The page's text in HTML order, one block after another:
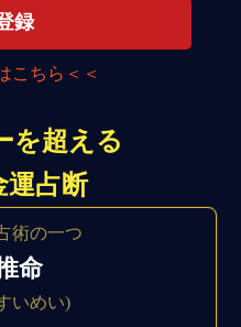
録
こちら＜＜
を超える
運占断
術の一つ
命
いめい)